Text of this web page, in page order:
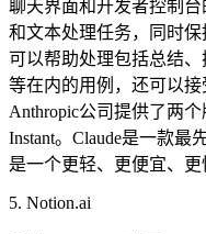
聊天界面和开发者控制
和文本处理任务，同时
可以帮助处理包括总结
等在内的用例，还可以接
Anthropic公司提供了两个
Instant。Claude是一款最
是一个更轻、更便宜、更
5. Notion.ai